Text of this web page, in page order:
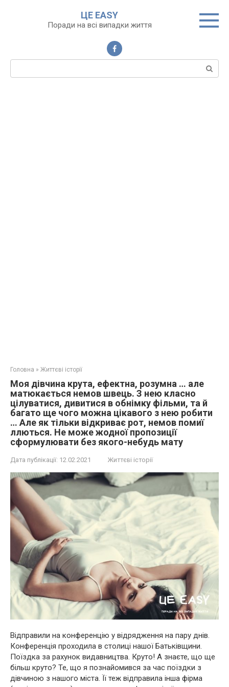
ЦЕ EASY
Поради на всі випадки життя
Пошук:
Головна » Життєві історії
Моя дівчина крута, ефектна, розумна … але
матюкається немов швець. З нею класно
цілуватися, дивитися в обнімку фільми, та й
багато ще чого можна цікавого з нею робити
… Але як тільки відкриває рот, немов помиї
ллються. Не може жодної пропозиції
сформулювати без якого-небудь мату
Дата публікації: 12.02.2021 Життєві історії
Відправили на конференцію у відрядження на пару днів.
Конференція проходила в столиці нашої Батьківщини.
Поїздка за рахунок видавництва. Круто! А знаєте, що ще
більш круто? Те, що я познайомився за час поїздки з
дівчиною з нашого міста. Її теж відправила інша фірма